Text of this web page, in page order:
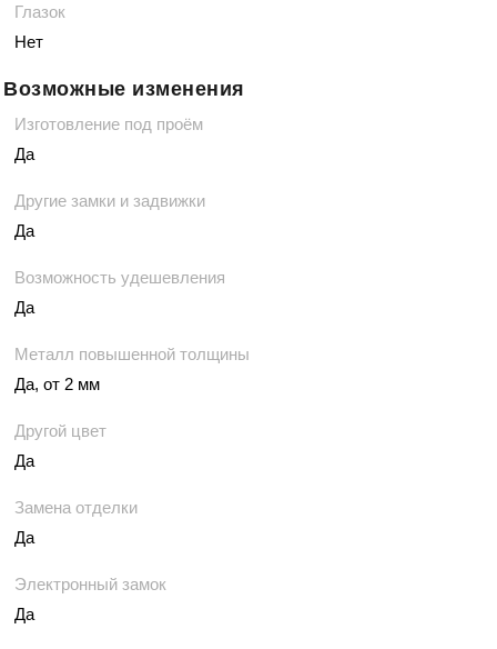
Глазок
Нет
Возможные изменения
Изготовление под проём
Да
Другие замки и задвижки
Да
Возможность удешевления
Да
Металл повышенной толщины
Да, от 2 мм
Другой цвет
Да
Замена отделки
Да
Электронный замок
Да